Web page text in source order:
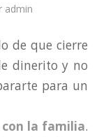
admin
de que cierre
dinerito y no
para un
la familia.